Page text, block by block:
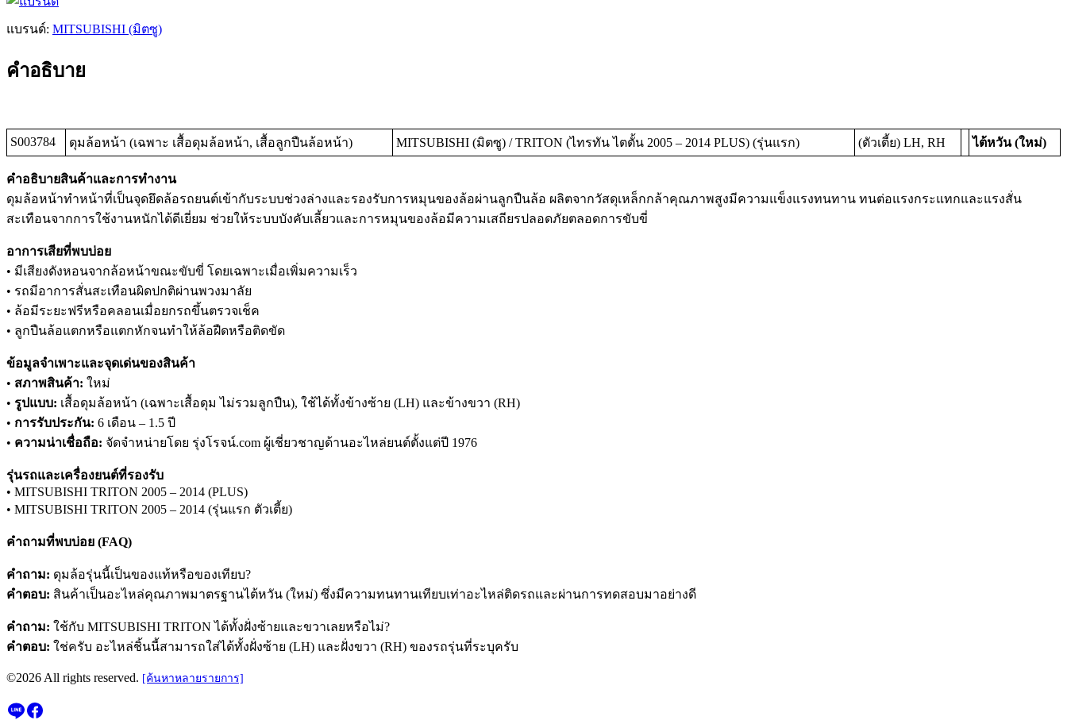
แบรนด์: MITSUBISHI (มิตซู)
คำอธิบาย
S003784 ดุมล้อหน้า (เฉพาะ เสื้อดุมล้อหน้า, เสื้อลูกปืนล้อหน้า) MITSUBISHI (มิตซู) / TRITON (ไทรทัน ไตตั้น 2005 – 2014 PLUS) (รุ่นแรก) (ตัวเตี้ย) LH, RH ไต้หวัน (ใหม่)
คำอธิบายสินค้าและการทำงาน
ดุมล้อหน้าทำหน้าที่เป็นจุดยึดล้อรถยนต์เข้ากับระบบช่วงล่างและรองรับการหมุนของล้อผ่านลูกปืนล้อ ผลิตจากวัสดุเหล็กกล้าคุณภาพสูงมีความแข็งแรงทนทาน ทนต่อแรงกระแทกและแรงสั่น
สะเทือนจากการใช้งานหนักได้ดีเยี่ยม ช่วยให้ระบบบังคับเลี้ยวและการหมุนของล้อมีความเสถียรปลอดภัยตลอดการขับขี่
อาการเสียที่พบบ่อย
• มีเสียงดังหอนจากล้อหน้าขณะขับขี่ โดยเฉพาะเมื่อเพิ่มความเร็ว
• รถมีอาการสั่นสะเทือนผิดปกติผ่านพวงมาลัย
• ล้อมีระยะฟรีหรือคลอนเมื่อยกรถขึ้นตรวจเช็ค
• ลูกปืนล้อแตกหรือแตกหักจนทำให้ล้อฝืดหรือติดขัด
ข้อมูลจำเพาะและจุดเด่นของสินค้า
• สภาพสินค้า: ใหม่
• รูปแบบ: เสื้อดุมล้อหน้า (เฉพาะเสื้อดุม ไม่รวมลูกปืน), ใช้ได้ทั้งข้างซ้าย (LH) และข้างขวา (RH)
• การรับประกัน: 6 เดือน – 1.5 ปี
• ความน่าเชื่อถือ: จัดจำหน่ายโดย รุ่งโรจน์.com ผู้เชี่ยวชาญด้านอะไหล่ยนต์ตั้งแต่ปี 1976
รุ่นรถและเครื่องยนต์ที่รองรับ
• MITSUBISHI TRITON 2005 – 2014 (PLUS)
• MITSUBISHI TRITON 2005 – 2014 (รุ่นแรก ตัวเตี้ย)
คำถามที่พบบ่อย (FAQ)
คำถาม: ดุมล้อรุ่นนี้เป็นของแท้หรือของเทียบ?
คำตอบ: สินค้าเป็นอะไหล่คุณภาพมาตรฐานไต้หวัน (ใหม่) ซึ่งมีความทนทานเทียบเท่าอะไหล่ติดรถและผ่านการทดสอบมาอย่างดี
คำถาม: ใช้กับ MITSUBISHI TRITON ได้ทั้งฝั่งซ้ายและขวาเลยหรือไม่?
คำตอบ: ใช่ครับ อะไหล่ชิ้นนี้สามารถใส่ได้ทั้งฝั่งซ้าย (LH) และฝั่งขวา (RH) ของรถรุ่นที่ระบุครับ
©2026 All rights reserved. [ค้นหาหลายรายการ]